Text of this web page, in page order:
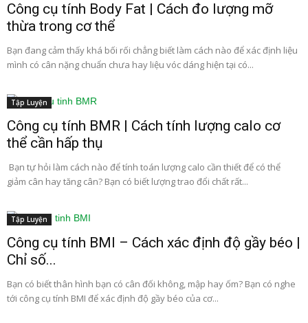
Công cụ tính Body Fat | Cách đo lượng mỡ
thừa trong cơ thể
Bạn đang cảm thấy khá bối rối chẳng biết làm cách nào để xác định liệu
mình có cân nặng chuẩn chưa hay liệu vóc dáng hiện tại có...
Tập Luyện
Công cụ tính BMR | Cách tính lượng calo cơ
thể cần hấp thụ
Bạn tự hỏi làm cách nào để tính toán lượng calo cần thiết để có thể
giảm cân hay tăng cân? Bạn có biết lượng trao đổi chất rất...
Tập Luyện
Công cụ tính BMI – Cách xác định độ gầy béo |
Chỉ số...
Bạn có biết thân hình bạn có cân đối không, mập hay ốm? Bạn có nghe
tới công cụ tính BMI để xác định độ gầy béo của cơ...